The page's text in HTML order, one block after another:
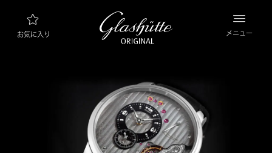
お気に入り メニュー
新製品
コレクションを見る